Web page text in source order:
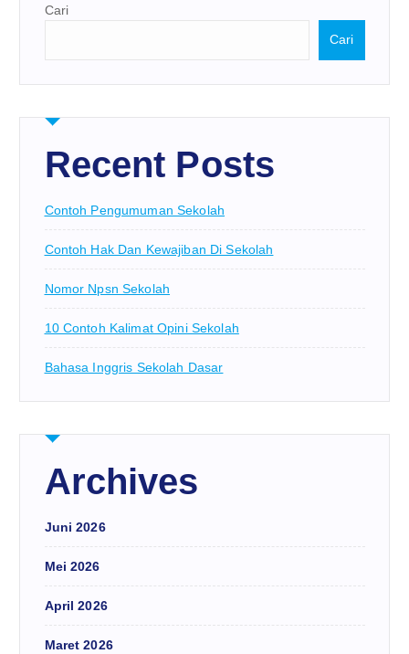
Cari
Cari
Recent Posts
Contoh Pengumuman Sekolah
Contoh Hak Dan Kewajiban Di Sekolah
Nomor Npsn Sekolah
10 Contoh Kalimat Opini Sekolah
Bahasa Inggris Sekolah Dasar
Archives
Juni 2026
Mei 2026
April 2026
Maret 2026